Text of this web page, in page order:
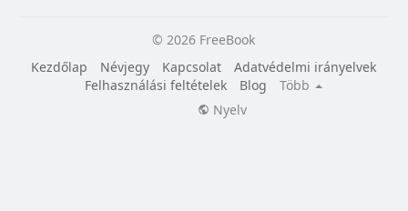
© 2026 FreeBook
Kezdőlap
Névjegy Kapcsolat
Adatvédelmi irányelvek
Felhasználási feltételek
Blog
Több
Nyelv